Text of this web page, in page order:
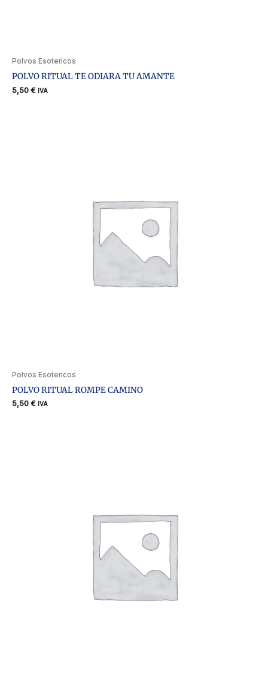
Polvos Esotericos
POLVO RITUAL TE ODIARA TU AMANTE
5,50 € IVA
Polvos Esotericos
POLVO RITUAL ROMPE CAMINO
5,50 € IVA